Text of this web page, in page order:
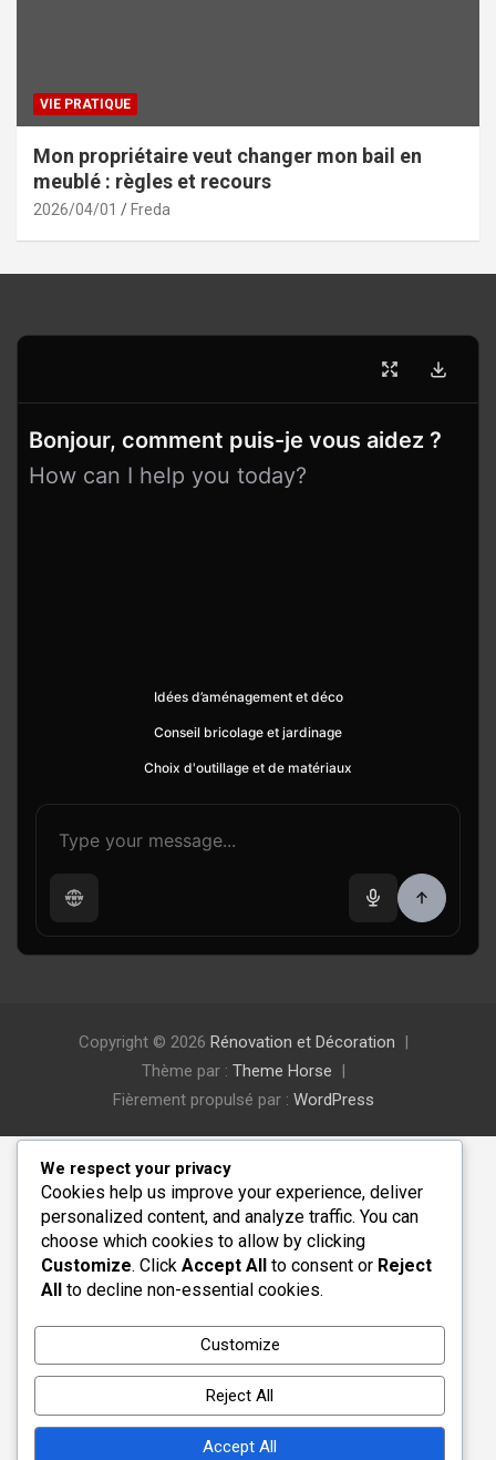
VIE PRATIQUE
Mon propriétaire veut changer mon bail en
meublé : règles et recours
2026/04/01 Freda
Bonjour, comment puis-je vous aidez ?
How can I help you today?
Idées d’aménagement et déco
Conseil bricolage et jardinage
Choix d'outillage et de matériaux
Copyright © 2026 Rénovation et Décoration
Thème par : Theme Horse
Fièrement propulsé par : WordPress
We respect your privacy
Cookies help us improve your experience, deliver
personalized content, and analyze traffic. You can
choose which cookies to allow by clicking
Customize. Click Accept All to consent or Reject
All to decline non-essential cookies.
Customize
Reject All
Accept All